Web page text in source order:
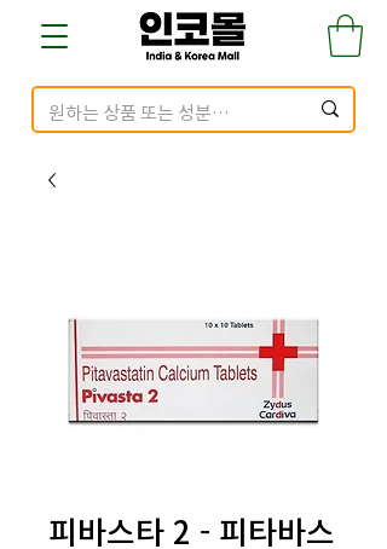
피바스타 2 - 피타바스